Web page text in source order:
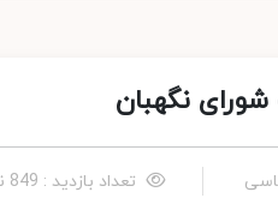
نگهبان
تعداد بازدید : 849 نفر